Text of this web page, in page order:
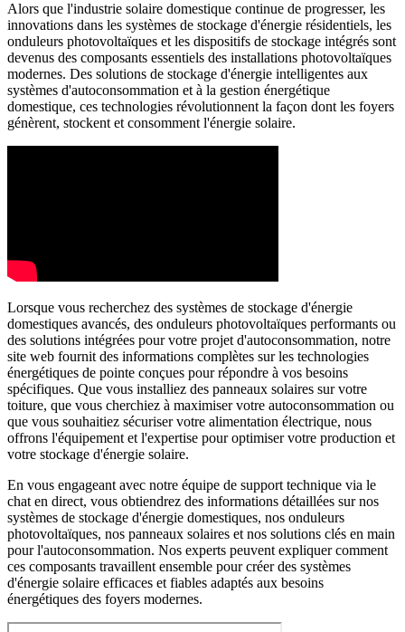
Alors que l'industrie solaire domestique continue de progresser, les
innovations dans les systèmes de stockage d'énergie résidentiels, les
onduleurs photovoltaïques et les dispositifs de stockage intégrés sont
devenus des composants essentiels des installations photovoltaïques
modernes. Des solutions de stockage d'énergie intelligentes aux
systèmes d'autoconsommation et à la gestion énergétique
domestique, ces technologies révolutionnent la façon dont les foyers
génèrent, stockent et consomment l'énergie solaire.
Lorsque vous recherchez des systèmes de stockage d'énergie
domestiques avancés, des onduleurs photovoltaïques performants ou
des solutions intégrées pour votre projet d'autoconsommation, notre
site web fournit des informations complètes sur les technologies
énergétiques de pointe conçues pour répondre à vos besoins
spécifiques. Que vous installiez des panneaux solaires sur votre
toiture, que vous cherchiez à maximiser votre autoconsommation ou
que vous souhaitiez sécuriser votre alimentation électrique, nous
offrons l'équipement et l'expertise pour optimiser votre production et
votre stockage d'énergie solaire.
En vous engageant avec notre équipe de support technique via le
chat en direct, vous obtiendrez des informations détaillées sur nos
systèmes de stockage d'énergie domestiques, nos onduleurs
photovoltaïques, nos panneaux solaires et nos solutions clés en main
pour l'autoconsommation. Nos experts peuvent expliquer comment
ces composants travaillent ensemble pour créer des systèmes
d'énergie solaire efficaces et fiables adaptés aux besoins
énergétiques des foyers modernes.